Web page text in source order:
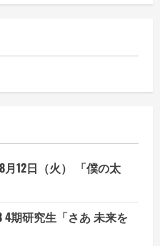
月12日（火） 「僕の太
4期研究生「さあ 未来を